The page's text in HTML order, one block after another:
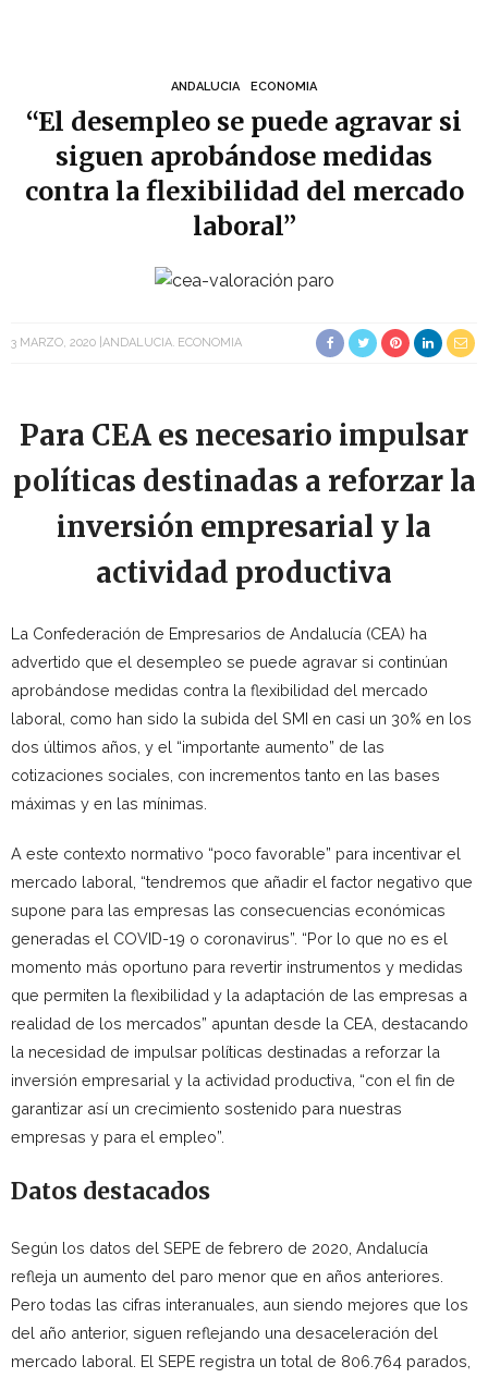
ANDALUCIA ECONOMIA
“El desempleo se puede agravar si
siguen aprobándose medidas
contra la flexibilidad del mercado
laboral”
3 MARZO, 2020 ANDALUCIA ECONOMIA
Para CEA es necesario impulsar
políticas destinadas a reforzar la
inversión empresarial y la
actividad productiva
La Confederación de Empresarios de Andalucía (CEA) ha
advertido que el desempleo se puede agravar si continúan
aprobándose medidas contra la flexibilidad del mercado
laboral, como han sido la subida del SMI en casi un 30% en los
dos últimos años, y el “importante aumento” de las
cotizaciones sociales, con incrementos tanto en las bases
máximas y en las mínimas.
A este contexto normativo “poco favorable” para incentivar el
mercado laboral, “tendremos que añadir el factor negativo que
supone para las empresas las consecuencias económicas
generadas el COVID-19 o coronavirus”. “Por lo que no es el
momento más oportuno para revertir instrumentos y medidas
que permiten la flexibilidad y la adaptación de las empresas a
realidad de los mercados” apuntan desde la CEA, destacando
la necesidad de impulsar políticas destinadas a reforzar la
inversión empresarial y la actividad productiva, “con el fin de
garantizar así un crecimiento sostenido para nuestras
empresas y para el empleo”.
Datos destacados
Según los datos del SEPE de febrero de 2020, Andalucía
refleja un aumento del paro menor que en años anteriores.
Pero todas las cifras interanuales, aun siendo mejores que los
del año anterior, siguen reflejando una desaceleración del
mercado laboral. El SEPE registra un total de 806.764 parados,